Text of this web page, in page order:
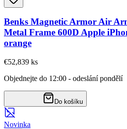
Benks Magnetic Armor Air
Metal Frame 600D Apple
orange
€52,839 ks
Objednejte do 12:00 - odeslání pondělí
Do košíku
Novinka